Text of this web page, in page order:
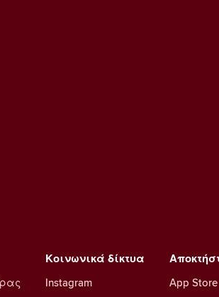
Κοινωνικά δίκτυα
Instagram App Store